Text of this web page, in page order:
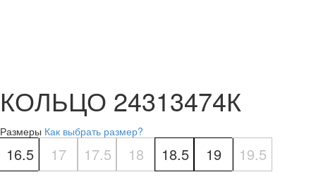
КОЛЬЦО 24313474К
Размеры Как выбрать размер?
16.5 17 17.5 18 18.5 19 19.5